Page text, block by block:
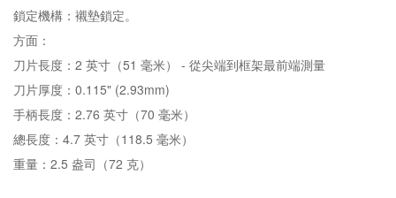
鎖定機構：襯墊鎖定。
方面：
刀片長度：2 英寸（51 毫米） - 從尖端到框架最前端測量
刀片厚度：0.115" (2.93mm)
手柄長度：2.76 英寸（70 毫米）
總長度：4.7 英寸（118.5 毫米）
重量：2.5 盎司（72 克）